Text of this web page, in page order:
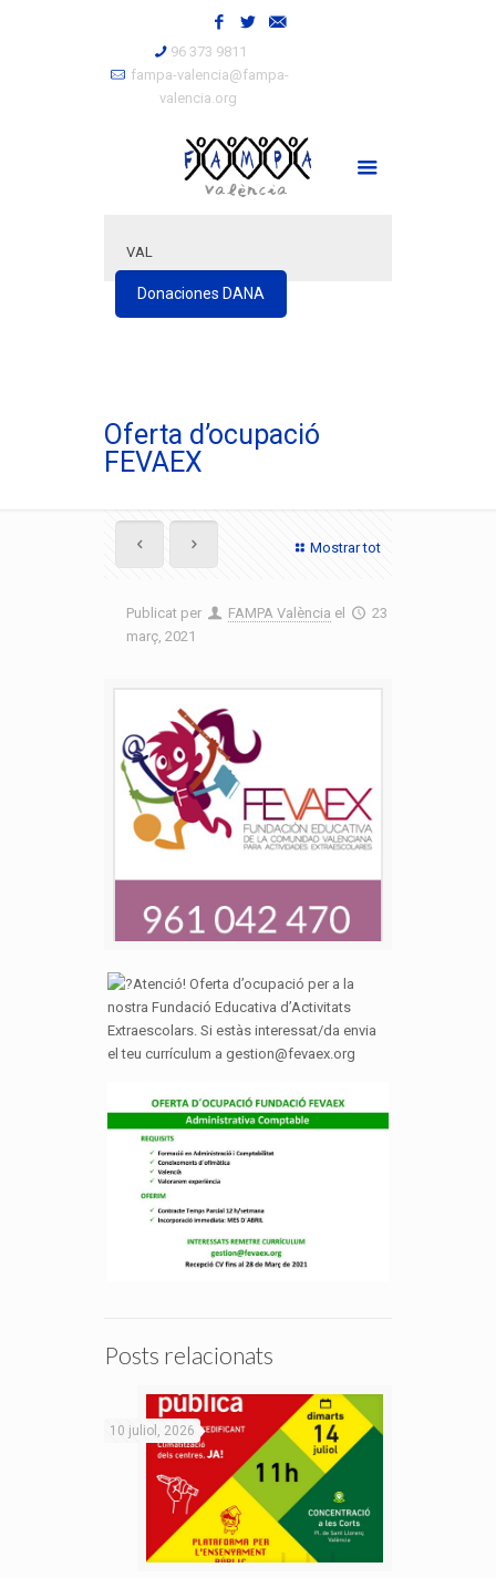
96 373 9811
fampa-valencia@fampa-
valencia.org
VAL
Donaciones DANA
Oferta d’ocupació
FEVAEX
Mostrar tot
Publicat per FAMPA València el
23
març, 2021
Atenció! Oferta d’ocupació per a la
nostra Fundació Educativa d’Activitats
Extraescolars. Si estàs interessat/da envia
el teu currículum a gestion@fevaex.org
Posts relacionats
10 juliol, 2026